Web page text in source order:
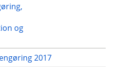
og
2017